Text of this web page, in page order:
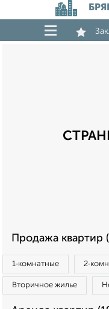
Продажа квартир
1‑комнатные
Вторичное жилье